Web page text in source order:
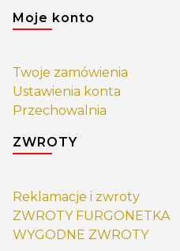
Linki w stopce
Moje konto
Twoje zamówienia
Ustawienia konta
Przechowalnia
ZWROTY
Reklamacje i zwroty
ZWROTY FURGONETKA
WYGODNE ZWROTY